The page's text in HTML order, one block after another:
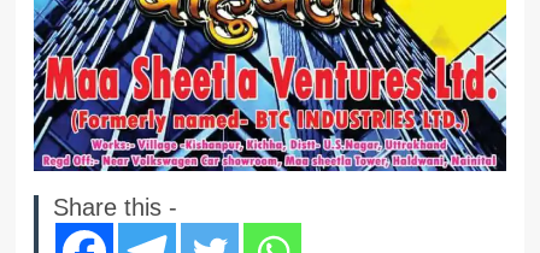
Share this -